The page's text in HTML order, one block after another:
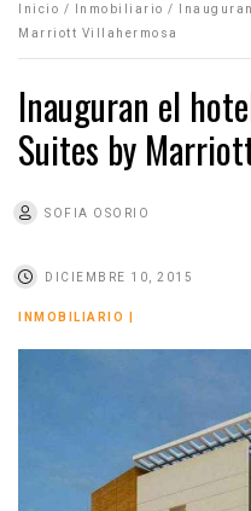
Inicio / Inmobiliario /
Marriott Villahermosa
Inauguran el
Suites by
SOFIA OSORIO
DICIEMBRE 10, 2015
INMOBILIARIO